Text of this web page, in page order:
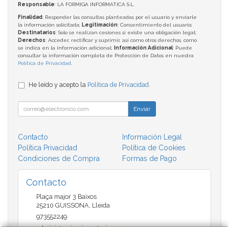
Responsable: LA FORMIGA INFORMATICA S.L.
Finalidad: Responder las consultas planteadas por el usuario y enviarle
la información solicitada; Legitimación: Consentimiento del usuario;
Destinatarios: Solo se realizan cesiones si existe una obligación legal;
Derechos: Acceder, rectificar y suprimir, así como otros derechos, como
se indica en la información adicional;
Información Adicional: Puede
consultar la información completa de Protección de Datos en nuestra
Política de Privacidad
He leído y acepto la Política de Privacidad.
Enviar
Contacto
Información Legal
Política Privacidad
Política de Cookies
Condiciones de Compra
Formas de Pago
Contacto
Plaça major 3 Baixos
25210 GUISSONA, Lleida
973552249